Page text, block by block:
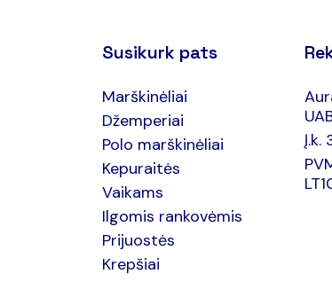
Susikurk pats
Marškinėliai
Džemperiai
Polo marškinėliai
Kepuraitės
Vaikams
Ilgomis rankovėmis
Prijuostės
Krepšiai
Į.k.